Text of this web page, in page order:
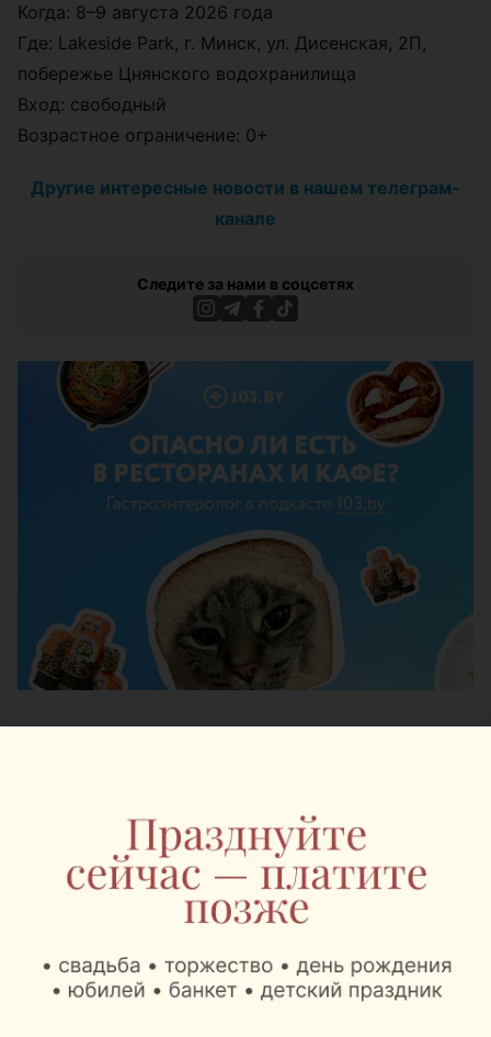
Когда: 8–9 августа 2026 года
Где: Lakeside Park, г. Минск, ул. Дисенская, 2П,
побережье Цнянского водохранилища
Вход: свободный
Возрастное ограничение: 0+
Другие интересные новости в нашем телеграм-
канале
Следите за нами в соцсетях
«Шабаны — это не
просто адрес»: минский
бренд выпустил
коллекцию о
легендарном районе